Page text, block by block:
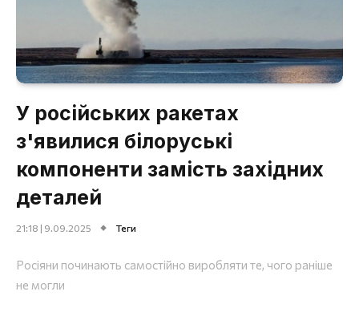
У російських ракетах
з'явилися білоруські
компоненти замість західних
деталей
21:18 | 9.09.2025 Теги
Росіяни починають самостійно виробляти те, чого раніше
не могли